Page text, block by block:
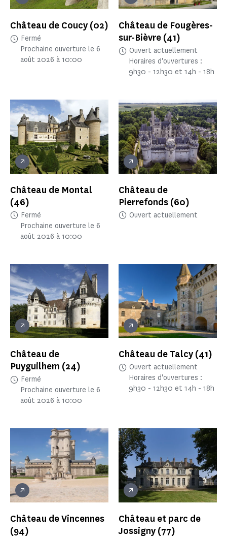
Château de Coucy(02)
Fermé
Prochaine ouverture le 6
août 2026 à 10:00
Château de Fougères-
sur-Bièvre (41)
Ouvert actuellement
Horaires d'ouvertures :
9h30 - 12h30 et 14h - 18h
Château de Montal
(46)
Fermé
Prochaine ouverture le 6
août 2026 à 10:00
Château de
Pierrefonds (60)
Ouvert actuellement
Château de
Puyguilhem (24)
Fermé
Prochaine ouverture le 6
août 2026 à 10:00
Château de Talcy(41)
Ouvert actuellement
Horaires d'ouvertures :
9h30 - 12h30 et 14h - 18h
Château de Vincennes
(94)
Château et parc de
Jossigny(77)